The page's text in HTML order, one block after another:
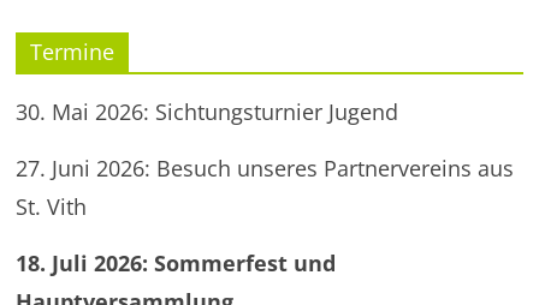
Termine
30. Mai 2026: Sichtungsturnier Jugend
27. Juni 2026: Besuch unseres Partnervereins aus
St. Vith
18. Juli 2026: Sommerfest und